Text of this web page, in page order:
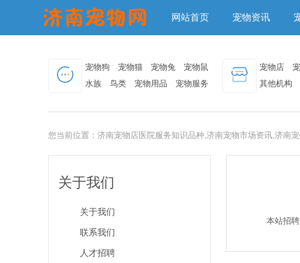
网站首页 宠物资讯
宠物狗 宠物猫 宠物兔
宠物鼠
水族
鸟类 宠物用品 宠物服务
宠物店
其他机构
您当前位置： 济南宠物店医院服务知识品种,济南宠物市场资讯,济南
关于我们
关于我们
联系我们
人才招聘
本站招